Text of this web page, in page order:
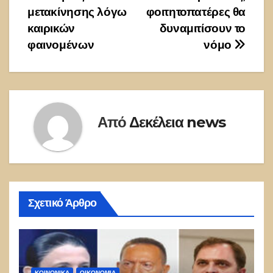
φοιτητοπατέρες θα
δυναμιτίσουν το
νόμο
μετακίνησης λόγω
καιρικών
φαινομένων
Από Δεκέλεια news
Σχετικό Άρθρο